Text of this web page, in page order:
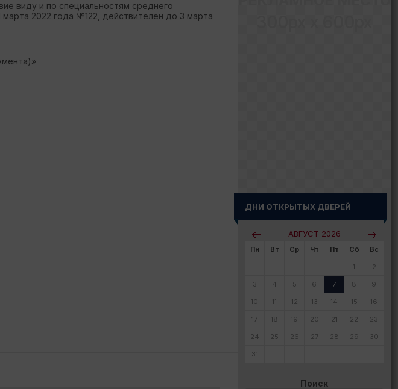
виду и по специальностям среднего
марта 2022 года №122, действителен до 3 марта
ДНИ ОТКРЫТЫХ ДВЕРЕЙ
АВГУСТ 2026
Пн Вт Ср Чт Пт Сб Вс
1 2
3 4 5 6 7 8 9
10 11 12 13 14 15 16
17 18 19 20 21 22 23
24 25 26 27 28 29 30
31
Поиск